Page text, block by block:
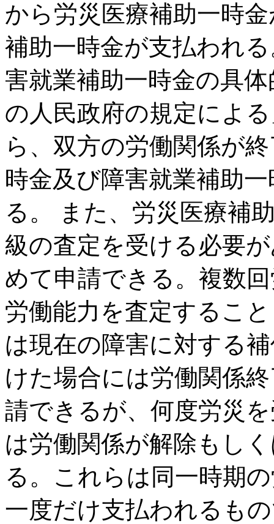
から労災医療補助一時
補助一時金が支払われ
害就業補助一時金の具
の人民政府の規定によ
ら、双方の労働関係が
時金及び障害就業補助
る。 また、労災医療補
級の査定を受ける必要
めて申請できる。複数
労働能力を査定するこ
は現在の障害に対する
けた場合には労働関係
請できるが、何度労災
は労働関係が解除もし
る。これらは同一時期
一度だけ支払われるも